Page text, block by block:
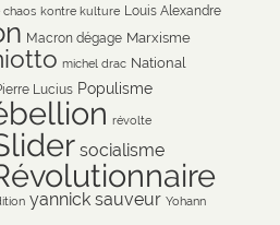
chaos kontre kulture Louis Alexandre
Macron dégage Marxisme
michel drac National
Lucius Populisme
révolte
socialisme
yannick sauveur Yohann